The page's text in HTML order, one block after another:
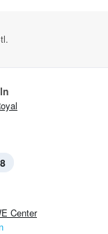
Center